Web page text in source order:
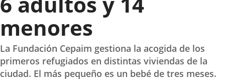
menores
La Fundación Cepaim gestiona la acogida de los
primeros refugiados en distintas viviendas de la
ciudad. El más pequeño es un bebé de tres meses.